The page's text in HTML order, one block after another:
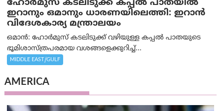
ഹോർമുസ് കടലിടുക്ക് കപ്പൽ പാതയിൽ
ഇറാനും ഒമാനും ധാരണയിലെത്തി: ഇറാൻ
വിദേശകാര്യ മന്ത്രാലയം
ഒമാന്‍: ഹോർമുസ് കടലിടുക്ക് വഴിയുള്ള കപ്പൽ പാതയുടെ
ഭൂമിശാസ്ത്രപരമായ വശങ്ങളെക്കുറിച്ച്...
MIDDLE EAST/GULF
AMERICA